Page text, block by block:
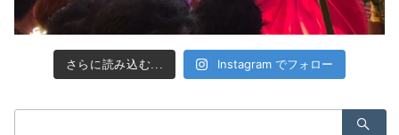
さらに読み込む... Instagram でフォロー